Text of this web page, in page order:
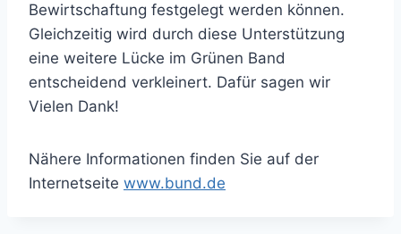
Bewirtschaftung festgelegt werden können.
Gleichzeitig wird durch diese Unterstützung
eine weitere Lücke im Grünen Band
entscheidend verkleinert. Dafür sagen wir
Vielen Dank!
Nähere Informationen finden Sie auf der
Internetseite www.bund.de